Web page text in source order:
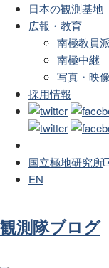
日本の観測基地
広報・教育
南極教員
南極中継
写真・映
採用情報
国立極地研究所
EN
観測隊ブログ